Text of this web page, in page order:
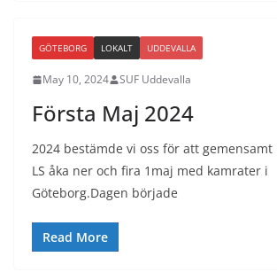
GÖTEBORG LOKALT UDDEVALLA
May 10, 2024 SUF Uddevalla
Första Maj 2024
2024 bestämde vi oss för att gemensamt
LS åka ner och fira 1maj med kamrater i
Göteborg.Dagen började
Read More